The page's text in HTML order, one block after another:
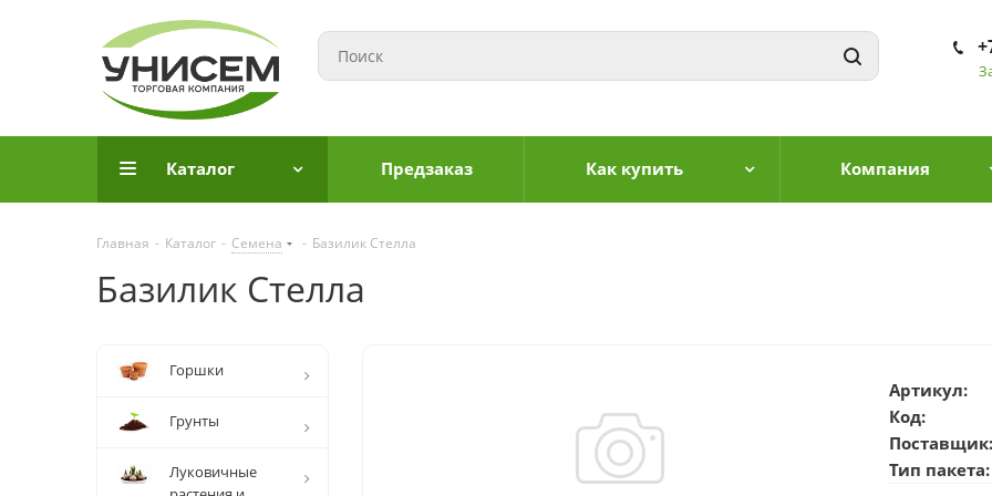
Каталог Предзаказ Как купить Компания
Главная - Каталог - Семена - Базилик Стелла
Базилик Стелла
Артикул:
Код:
Поставщик:
Тип пакета:
Горшки
Грунты
Луковичные